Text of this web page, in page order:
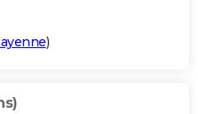
)